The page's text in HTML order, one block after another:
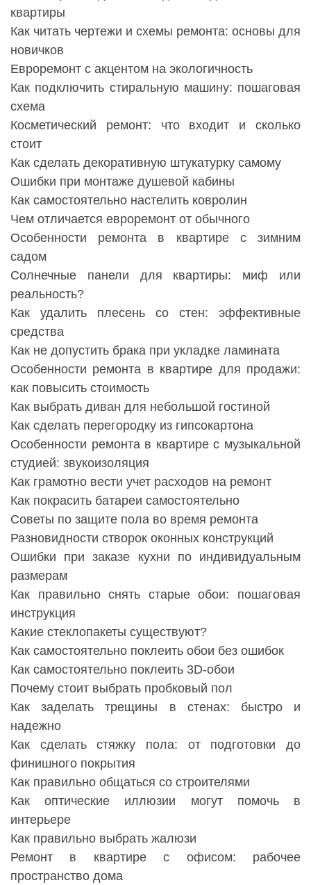
квартиры
Как читать чертежи и схемы ремонта: основы для
новичков
Евроремонт с акцентом на экологичность
Как подключить стиральную машину: пошаговая
схема
Косметический ремонт: что входит и сколько
стоит
Как сделать декоративную штукатурку самому
Ошибки при монтаже душевой кабины
Как самостоятельно настелить ковролин
Чем отличается евроремонт от обычного
Особенности ремонта в квартире с зимним
садом
Солнечные панели для квартиры: миф или
реальность?
Как удалить плесень со стен: эффективные
средства
Как не допустить брака при укладке ламината
Особенности ремонта в квартире для продажи:
как повысить стоимость
Как выбрать диван для небольшой гостиной
Как сделать перегородку из гипсокартона
Особенности ремонта в квартире с музыкальной
студией: звукоизоляция
Как грамотно вести учет расходов на ремонт
Как покрасить батареи самостоятельно
Советы по защите пола во время ремонта
Разновидности створок оконных конструкций
Ошибки при заказе кухни по индивидуальным
размерам
Как правильно снять старые обои: пошаговая
инструкция
Какие стеклопакеты существуют?
Как самостоятельно поклеить обои без ошибок
Как самостоятельно поклеить 3D-обои
Почему стоит выбрать пробковый пол
Как заделать трещины в стенах: быстро и
надежно
Как сделать стяжку пола: от подготовки до
финишного покрытия
Как правильно общаться со строителями
Как оптические иллюзии могут помочь в
интерьере
Как правильно выбрать жалюзи
Ремонт в квартире с офисом: рабочее
пространство дома